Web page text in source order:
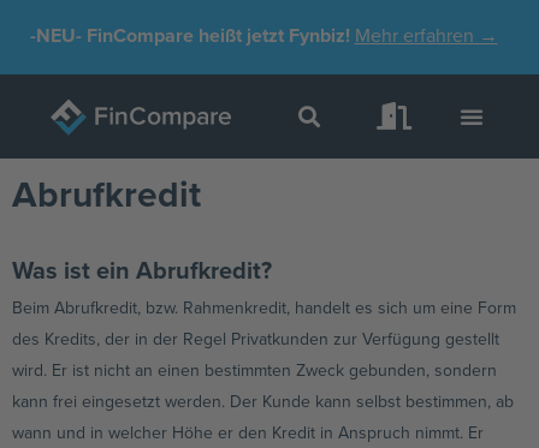
-NEU-FinCompare heißt jetzt Fynbiz! Mehr erfahren →
Abrufkredit
Was ist ein Abrufkredit?
Beim Abrufkredit, bzw. Rahmenkredit, handelt es sich um eine Form
des Kredits, der in der Regel Privatkunden zur Verfügung gestellt
wird. Er ist nicht an einen bestimmten Zweck gebunden, sondern
kann frei eingesetzt werden. Der Kunde kann selbst bestimmen, ab
wann und in welcher Höhe er den Kredit in Anspruch nimmt. Er